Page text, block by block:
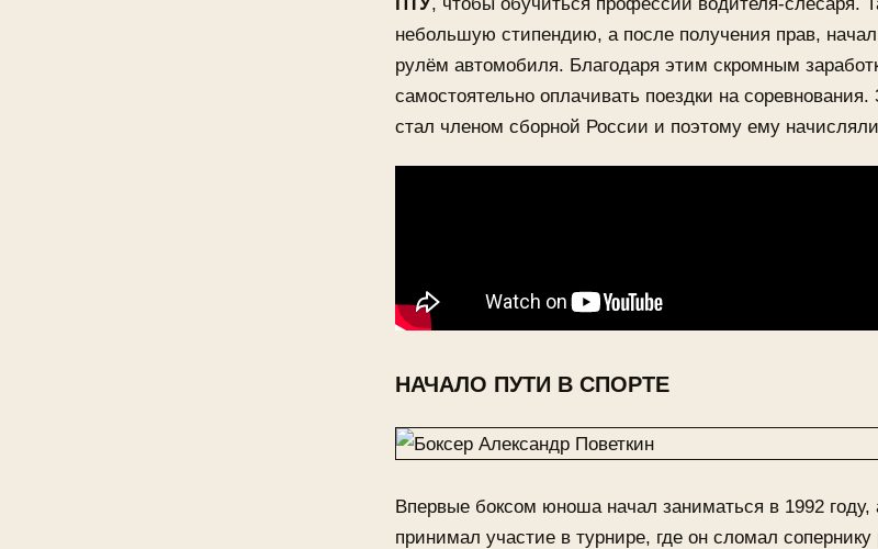
небольшую стипендию, а после получения прав,
рулём автомобиля. Благодаря этим скромным
самостоятельно оплачивать поездки на соревнования.
стал членом сборной России и поэтому ему
НАЧАЛО ПУТИ В СПОРТЕ
Впервые боксом юноша начал заниматься в 1992 году,
принимал участие в турнире, где он сломал